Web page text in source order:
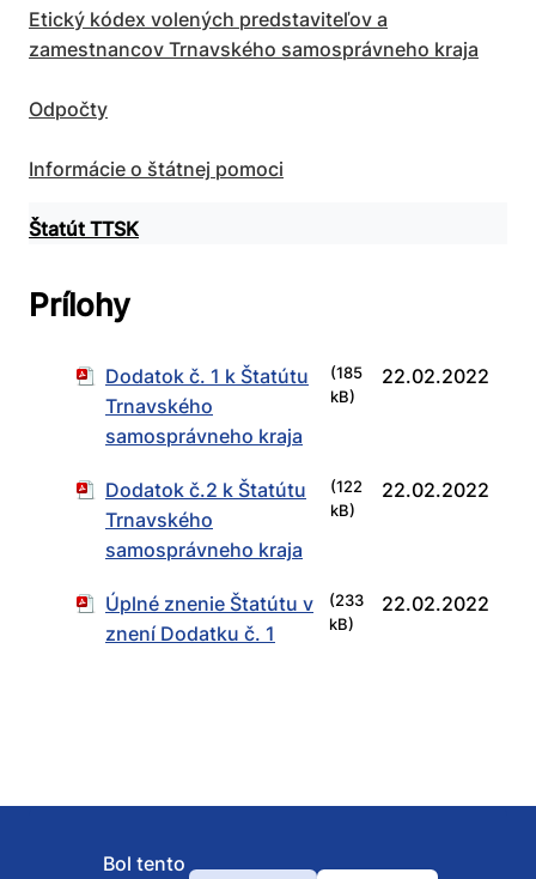
Etický kódex volených predstaviteľov a
zamestnancov Trnavského samosprávneho kraja
Odpočty
Informácie o štátnej pomoci
Štatút TTSK
Prílohy
Dodatok č. 1 k Štatútu
Trnavského
samosprávneho kraja
(185
kB)
22.02.2022
Dodatok č.2 k Štatútu
Trnavského
samosprávneho kraja
(122
kB)
22.02.2022
Úplné znenie Štatútu v
znení Dodatku č. 1
(233
kB)
22.02.2022
Bol tento